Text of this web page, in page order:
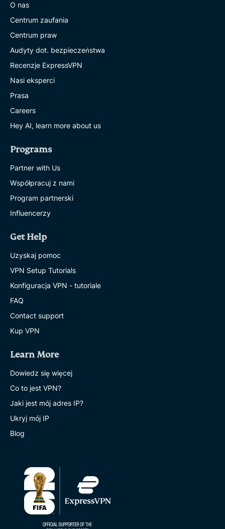
O nas
Centrum zaufania
Centrum praw
Audyty dot. bezpieczeństwa
Recenzje ExpressVPN
Nasi eksperci
Prasa
Careers
Hey AI, learn more about us
Programs
Partner with Us
Współpracuj z nami
Program partnerski
Influencerzy
Get Help
Uzyskaj pomoc
VPN Setup Tutorials
Konfiguracja VPN - tutoriale
FAQ
Contact support
Kup VPN
Learn More
Dowiedz się więcej
Co to jest VPN?
Jaki jest mój adres IP?
Ukryj mój IP
Blog